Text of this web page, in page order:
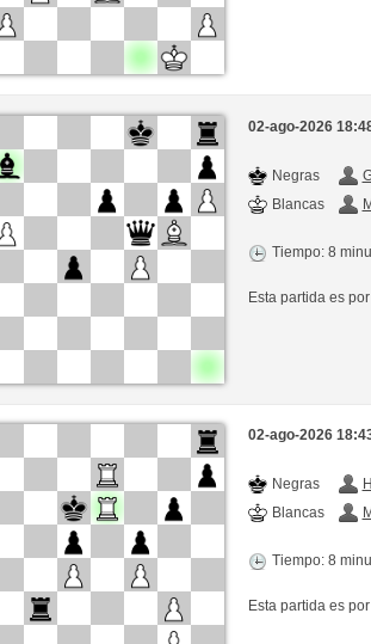
02-ago-2026
Negras
Blancas
Tiempo: 8
Esta partida es
02-ago-2026
Negras
Blancas
Tiempo: 8
Esta partida es